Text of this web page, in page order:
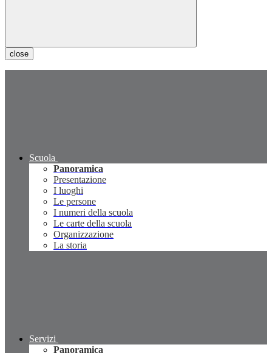
close
Scuola
Panoramica
Presentazione
I luoghi
Le persone
I numeri della scuola
Le carte della scuola
Organizzazione
La storia
Servizi
Panoramica